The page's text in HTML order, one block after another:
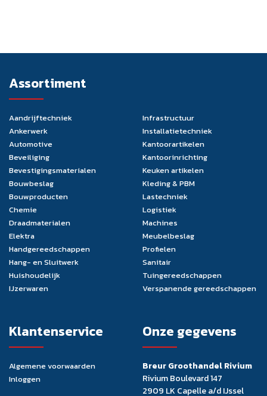
Assortiment
Aandrijftechniek
Ankerwerk
Automotive
Beveiliging
Bevestigingsmaterialen
Bouwbeslag
Bouwproducten
Chemie
Draadmaterialen
Elektra
Handgereedschappen
Hang- en Sluitwerk
Huishoudelijk
IJzerwaren
Infrastructuur
Installatietechniek
Kantoorartikelen
Kantoorinrichting
Keuken artikelen
Kleding & PBM
Lastechniek
Logistiek
Machines
Meubelbeslag
Profielen
Sanitair
Tuingereedschappen
Verspanende gereedschappen
Klantenservice
Algemene voorwaarden
Inloggen
Onze gegevens
Breur Groothandel Rivium
Rivium Boulevard 147
2909 LK Capelle a/d IJssel